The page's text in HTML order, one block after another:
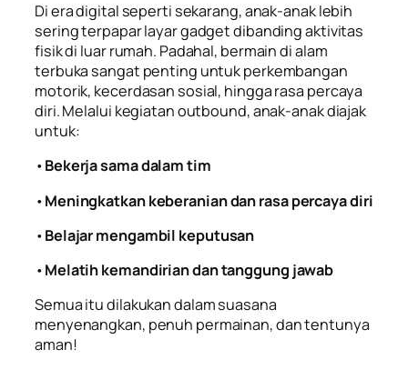
Di era digital seperti sekarang, anak-anak lebih
sering terpapar layar gadget dibanding aktivitas
fisik di luar rumah. Padahal, bermain di alam
terbuka sangat penting untuk perkembangan
motorik, kecerdasan sosial, hingga rasa percaya
diri. Melalui kegiatan outbound, anak-anak diajak
untuk:
•Bekerja sama dalam tim
•Meningkatkan keberanian dan rasa percaya diri
•Belajar mengambil keputusan
•Melatih kemandirian dan tanggung jawab
Semua itu dilakukan dalam suasana
menyenangkan, penuh permainan, dan tentunya
aman!